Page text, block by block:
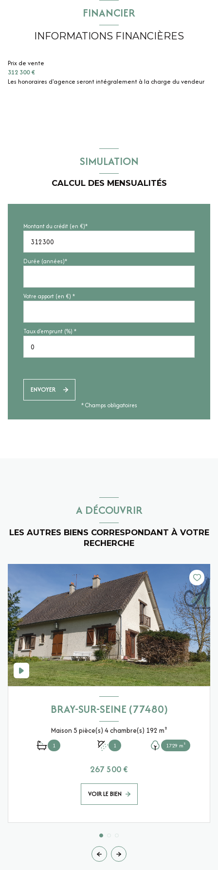
FINANCIER
INFORMATIONS FINANCIÈRES
Prix de vente
312 300 €
Les honoraires d'agence seront intégralement à la charge du vendeur
SIMULATION
CALCUL DES MENSUALITÉS
Montant du crédit (en €)*
Durée (années)*
Votre apport (en €) *
Taux d'emprunt (%) *
ENVOYER
* Champs obligatoires
A DÉCOUVRIR
LES AUTRES BIENS CORRESPONDANT À VOTRE
RECHERCHE
BRAY-SUR-SEINE (77480)
Maison 5 pièce(s) 4 chambre(s) 192 m²
1 1 1729 m²
267 500 €
VOIR LE BIEN